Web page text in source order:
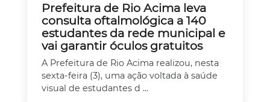
Prefeitura de Rio Acima leva
consulta oftalmológica a 140
estudantes da rede municipal e
vai garantir óculos gratuitos
A Prefeitura de Rio Acima realizou, nesta
sexta-feira (3), uma ação voltada à saúde
visual de estudantes d ...